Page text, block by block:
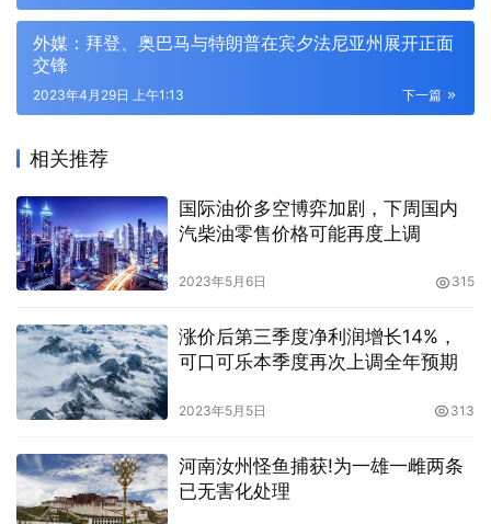
外媒：拜登、奥巴马与特朗普在宾夕法尼亚州展开正面
交锋
下一篇
2023年4月29日 上午1:13
相关推荐
国际油价多空博弈加剧，下周国内
汽柴油零售价格可能再度上调
2023年5月6日 315
涨价后第三季度净利润增长14%，
可口可乐本季度再次上调全年预期
2023年5月5日 313
河南汝州怪鱼捕获!为一雄一雌两条
已无害化处理